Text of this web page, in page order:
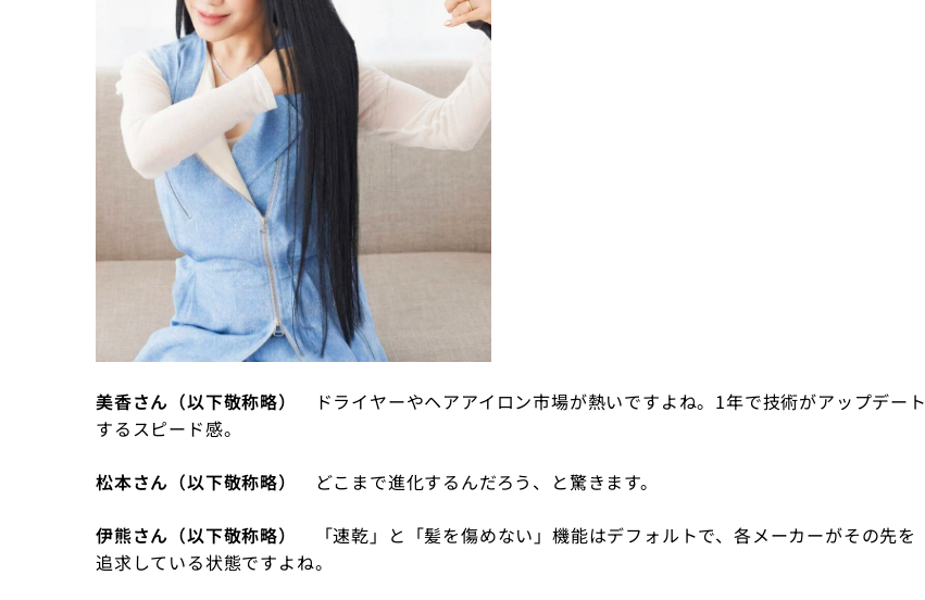
美香さん（以下敬称略）
ドライヤーやヘアアイロン市場が熱いですよね。1年で技術がアップデート
するスピード感。
松本さん（以下敬称略） どこまで進化するんだろう、と驚きます。
伊熊さん（以下敬称略）
「速乾」と「髪を傷めない」機能はデフォルトで、各メーカーがその先を
追求している状態ですよね。